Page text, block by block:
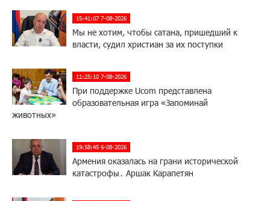
15:41:07 7-08-2026
Мы не хотим, чтобы сатана, пришедший к
власти, судил христиан за их поступки
11:25:10 7-08-2026
При поддержке Ucom представлена
образовательная игра «Запоминай
животных»
19:58:45 6-08-2026
Армения оказалась на грани исторической
катастрофы․ Аршак Карапетян